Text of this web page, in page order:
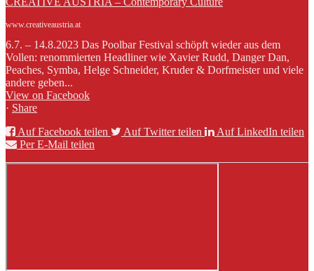
www.creativeaustria.at
6.7. – 14.8.2023 Das Poolbar Festival schöpft wieder aus dem
Vollen: renommierten Headliner wie Xavier Rudd, Danger Dan,
Peaches, Symba, Helge Schneider, Kruder & Dorfmeister und viele
andere geben...
View on Facebook
· Share
Auf Facebook teilen
Auf Twitter teilen
Auf LinkedIn teilen
Per E-Mail teilen